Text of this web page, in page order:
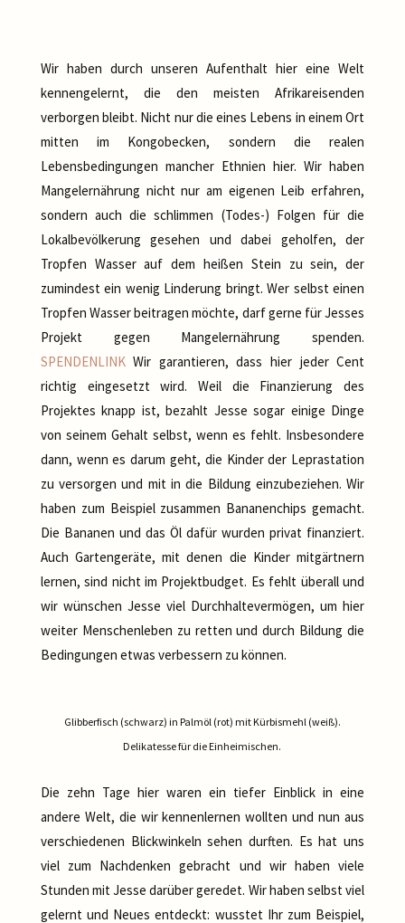
Wir haben durch unseren Aufenthalt hier eine Welt
kennengelernt, die den meisten Afrikareisenden
verborgen bleibt. Nicht nur die eines Lebens in einem Ort
mitten im Kongobecken, sondern die realen
Lebensbedingungen mancher Ethnien hier. Wir haben
Mangelernährung nicht nur am eigenen Leib erfahren,
sondern auch die schlimmen (Todes-) Folgen für die
Lokalbevölkerung gesehen und dabei geholfen, der
Tropfen Wasser auf dem heißen Stein zu sein, der
zumindest ein wenig Linderung bringt. Wer selbst einen
Tropfen Wasser beitragen möchte, darf gerne für Jesses
Projekt gegen Mangelernährung spenden.
SPENDENLINKWir garantieren, dass hier jeder Cent
richtig eingesetzt wird. Weil die Finanzierung des
Projektes knapp ist, bezahlt Jesse sogar einige Dinge
von seinem Gehalt selbst, wenn es fehlt. Insbesondere
dann, wenn es darum geht, die Kinder der Leprastation
zu versorgen und mit in die Bildung einzubeziehen. Wir
haben zum Beispiel zusammen Bananenchips gemacht.
Die Bananen und das Öl dafür wurden privat finanziert.
Auch Gartengeräte, mit denen die Kinder mitgärtnern
lernen, sind nicht im Projektbudget. Es fehlt überall und
wir wünschen Jesse viel Durchhaltevermögen, um hier
weiter Menschenleben zu retten und durch Bildung die
Bedingungen etwas verbessern zu können.
Glibberfisch (schwarz) in Palmöl (rot) mit Kürbismehl (weiß).
Delikatesse für die Einheimischen.
Die zehn Tage hier waren ein tiefer Einblick in eine
andere Welt, die wir kennenlernen wollten und nun aus
verschiedenen Blickwinkeln sehen durften. Es hat uns
viel zum Nachdenken gebracht und wir haben viele
Stunden mit Jesse darüber geredet. Wir haben selbst viel
gelernt und Neues entdeckt: wusstet Ihr zum Beispiel,